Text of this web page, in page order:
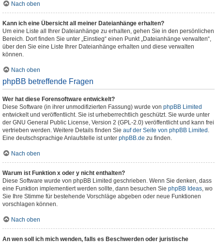
Nach oben
Kann ich eine Übersicht all meiner Dateianhänge erhalten?
Um eine Liste all Ihrer Dateianhänge zu erhalten, gehen Sie in den persönlichen
Bereich. Dort finden Sie unter „Einstieg“ einen Punkt „Dateianhänge verwalten“,
über den Sie eine Liste Ihrer Dateianhänge erhalten und diese verwalten
können.
Nach oben
phpBB betreffende Fragen
Wer hat diese Forensoftware entwickelt?
Diese Software (in ihrer unmodifizierten Fassung) wurde von phpBB Limited
entwickelt und veröffentlicht. Sie ist urheberrechtlich geschützt. Sie wurde unter
der GNU General Public License, Version 2 (GPL-2.0) veröffentlicht und kann frei
vertrieben werden. Weitere Details finden Sie auf der Seite von phpBB Limited .
Eine deutschsprachige Anlaufstelle ist unter phpBB.de zu finden.
Nach oben
Warum ist Funktion x oder y nicht enthalten?
Diese Software wurde von phpBB Limited geschrieben. Wenn Sie denken, dass
eine Funktion implementiert werden sollte, dann besuchen Sie phpBB Ideas, wo
Sie Ihre Stimme für bestehende Vorschläge abgeben oder neue Funktionen
vorschlagen können.
Nach oben
An wen soll ich mich wenden, falls es Beschwerden oder juristische